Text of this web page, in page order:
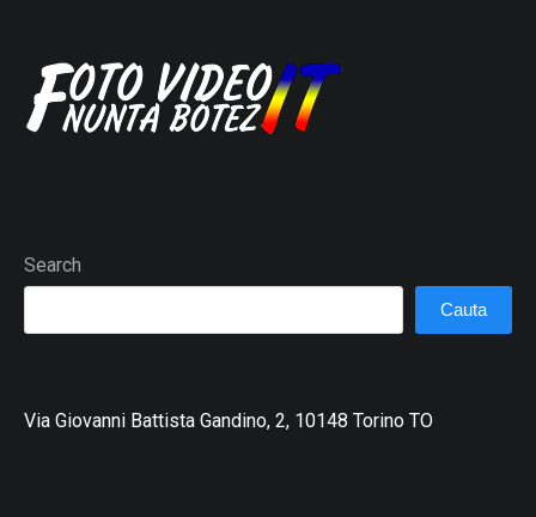
Search
Cauta
Via Giovanni Battista Gandino, 2, 10148 Torino TO